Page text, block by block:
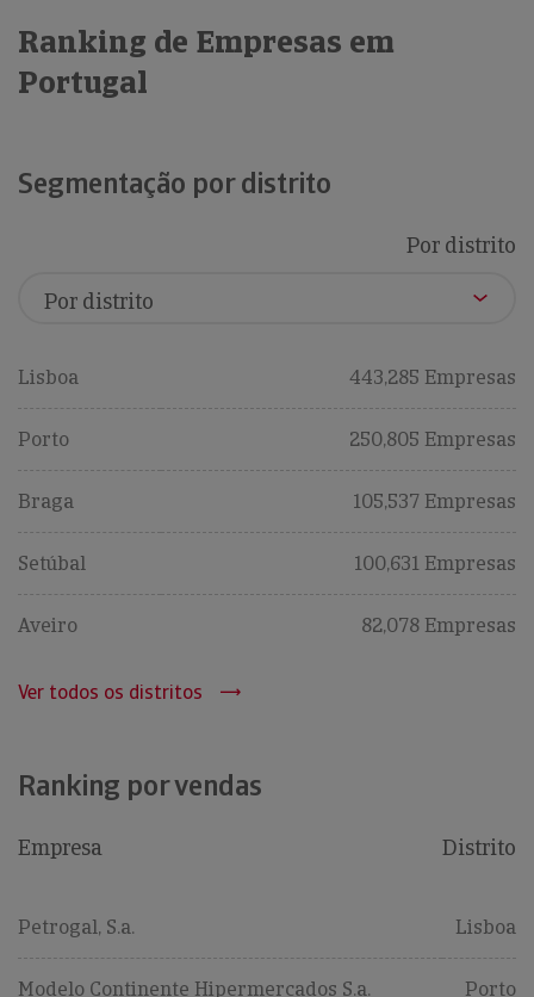
Ranking de Empresas em
Portugal
Segmentação por distrito
Por distrito
Lisboa 443,285 Empresas
Porto 250,805 Empresas
Braga 105,537 Empresas
Setúbal 100,631 Empresas
Aveiro 82,078 Empresas
Ver todos os distritos
Ranking por vendas
Empresa Distrito
Petrogal, S.a. Lisboa
Modelo Continente Hipermercados S.a. Porto